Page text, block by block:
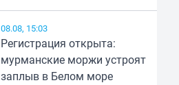
08.08, 15:03
Регистрация открыта:
мурманские моржи устроят
заплыв в Белом море